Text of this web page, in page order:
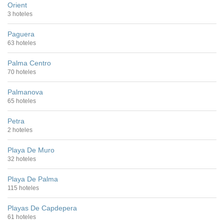
Orient
3 hoteles
Paguera
63 hoteles
Palma Centro
70 hoteles
Palmanova
65 hoteles
Petra
2 hoteles
Playa De Muro
32 hoteles
Playa De Palma
115 hoteles
Playas De Capdepera
61 hoteles